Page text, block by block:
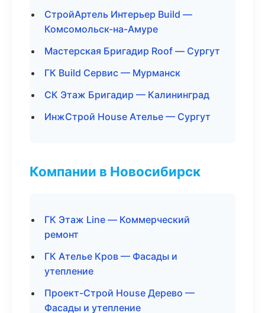
СтройАртель Интерьер Build —
Комсомольск-на-Амуре
Мастерская Бригадир Roof — Сургут
ГК Build Сервис — Мурманск
СК Этаж Бригадир — Калининград
ИнжСтрой House Ателье — Сургут
Компании в Новосибирск
ГК Этаж Line — Коммерческий
ремонт
ГК Ателье Кров — Фасады и
утепление
Проект-Строй House Дерево —
Фасады и утепление